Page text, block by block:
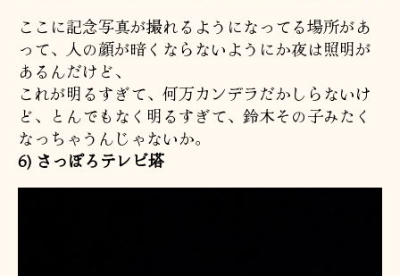
ここに記念写真が撮れるようになってる場所があ
って、人の顔が暗くならないようにか夜は照明が
あるんだけど、
これが明るすぎて、何万カンデラだかしらないけ
ど、とんでもなく明るすぎて、鈴木その子みたく
なっちゃうんじゃないか。
6) さっぽろテレビ塔